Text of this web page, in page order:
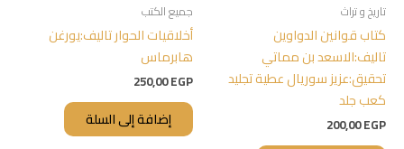
تاريخ و تراث
كتاب قوانين الدواوين
تاليف:الاسعد بن مماتي
تحقيق:عزيز سوريال عطية تجليد
كعب جلد
200,00EGP
جميع الكتب
أخلاقيات الحوار تاليف:يورغن
هابرماس
250,00EGP
إضافة إلى السلة